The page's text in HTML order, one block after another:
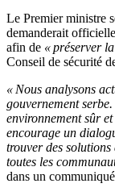
Le Premier ministre
demanderait
afin de « préserver
Conseil de sécurité
« Nous analysons
gouvernement
environnement sûr
encourage un
trouver des
toutes les
dans un